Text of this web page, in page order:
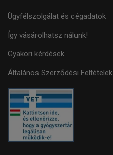
Ügyfélszolgálat és cégadatok
Így vásárolhatsz nálunk!
Gyakori kérdések
Általános Szerződési Feltételek